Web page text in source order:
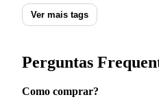
Ver mais tags
Perguntas
Como comprar?